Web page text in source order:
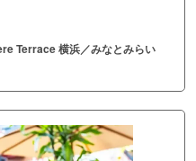
Terrace 横浜／みなとみらい